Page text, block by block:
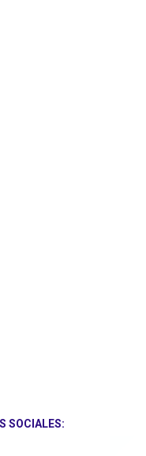
SOCIALES: